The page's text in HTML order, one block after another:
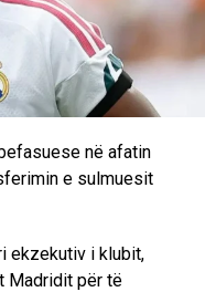
me shtrëngim
në karrierën e tij me
raportimeve, do të
rivalizojë
për titullin e
në afatin
e sulmuesit
ekzekutiv i klubit,
Madridit për të